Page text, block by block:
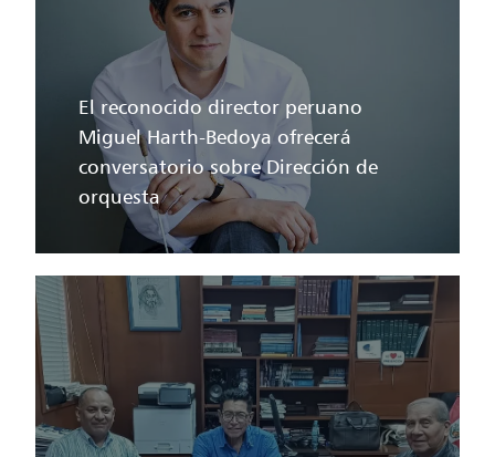
El reconocido director peruano
Miguel Harth-Bedoya ofrecerá
conversatorio sobre Dirección de
orquesta